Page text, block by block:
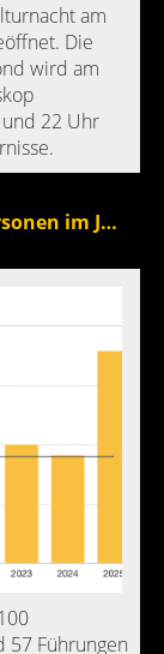
am
Die
wird am
22 Uhr
Neuer Besucherrekord mit 1100 Personen im Jahr 2025
57 Führungen